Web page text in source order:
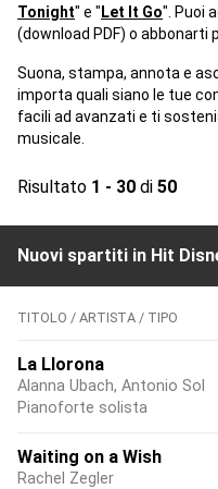
Tonight" e " Let It Go". Puoi
(download PDF) o abbonarti
Suona, stampa, annota e
importa quali siano le tue
facili ad avanzati e ti
musicale.
Risultato 1 - 30 di 50
Nuovi spartiti in Hit
TITOLO / ARTISTA / TIPO
La Llorona
Alanna Ubach, Antonio Sol
Pianoforte solista
Waiting on a Wish
Rachel Zegler